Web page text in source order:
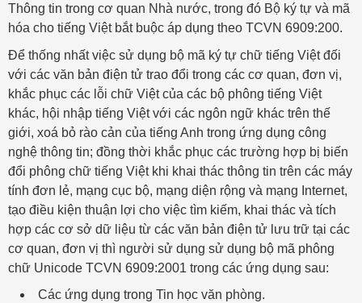
Thông tin trong cơ quan Nhà nước, trong đó Bộ ký tự và mã
hóa cho tiếng Việt bắt buộc áp dụng theo TCVN 6909:200.
Để thống nhất việc sử dụng bộ mã ký tự chữ tiếng Việt đối
với các văn bản điện tử trao đổi trong các cơ quan, đơn vị,
khắc phục các lỗi chữ Việt của các bộ phông tiếng Việt
khác, hội nhập tiếng Việt với các ngôn ngữ khác trên thế
giới, xoá bỏ rào cản của tiếng Anh trong ứng dụng công
nghệ thông tin; đồng thời khắc phục các trường hợp bị biến
đổi phông chữ tiếng Việt khi khai thác thông tin trên các máy
tính đơn lẻ, mạng cục bộ, mạng diện rộng và mạng Internet,
tạo điều kiện thuận lợi cho việc tìm kiếm, khai thác và tích
hợp các cơ sở dữ liệu từ các văn bản điện tử lưu trữ tại các
cơ quan, đơn vị thì người sử dụng sử dụng bộ mã phông
chữ Unicode TCVN 6909:2001 trong các ứng dụng sau:
Các ứng dụng trong Tin học văn phòng.